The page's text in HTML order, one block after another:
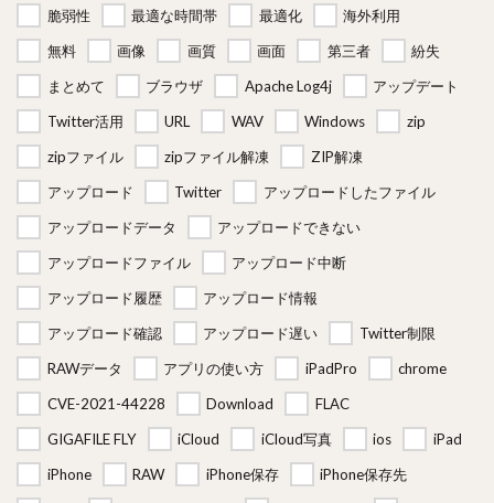
脆弱性
最適な時間帯 最適化
海外利用
無料
画像 画質 画面 第三者
紛失
まとめて
ブラウザ Apache Log4j
アップデート
Twitter活用
URL WAV Windows
zip
zipファイル
zipファイル解凍
ZIP解凍
アップロード
Twitter
アップロードしたファイル
アップロードデータ
アップロードできない
アップロードファイル
アップロード中断
アップロード履歴
アップロード情報
アップロード確認
アップロード遅い
Twitter制限
RAWデータ
アプリの使い方 iPadPro
chrome
CVE-2021-44228
Download
FLAC
GIGAFILE FLY
iCloud iCloud写真 ios
iPad
iPhone
RAW iPhone保存
iPhone保存先